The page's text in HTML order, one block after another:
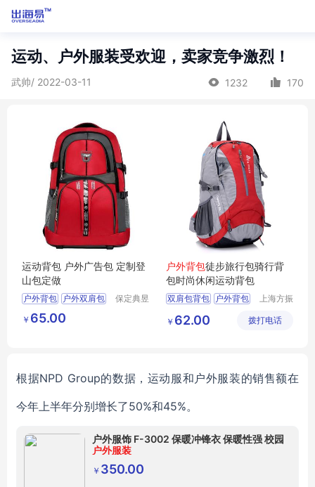
运动、户外服装受欢迎，卖家竞争激烈！
武帅/ 2022-03-11 1232 170
运动背包 户外广告包 定制登
山包定做
户外背包
户外双肩包
户外背包定制
户外背包厂家
保定典昱
￥ 65.00
户外背包徒步旅行包骑行背
包时尚休闲运动背包
双肩包背包
户外背包
休闲包
上海方振
有限公司
￥ 62.00 拨打电话
根据NPD Group的数据，运动服和户外服装的销售额在
今年上半年分别增长了50%和45%。
户外服饰 F-3002 保暖冲锋衣 保暖性强 校园
户外服装
￥ 350.00